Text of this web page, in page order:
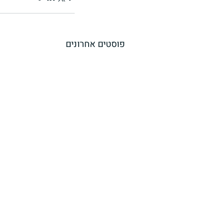
פוסטים אחרונים